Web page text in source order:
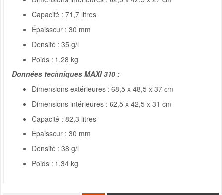
Capacité : 71,7 litres
Épaisseur : 30 mm
Densité : 35 g/l
Poids : 1,28 kg
Données techniques MAXI 310 :
Dimensions extérieures : 68,5 x 48,5 x 37 cm
Dimensions intérieures : 62,5 x 42,5 x 31 cm
Capacité : 82,3 litres
Épaisseur : 30 mm
Densité : 38 g/l
Poids : 1,34 kg